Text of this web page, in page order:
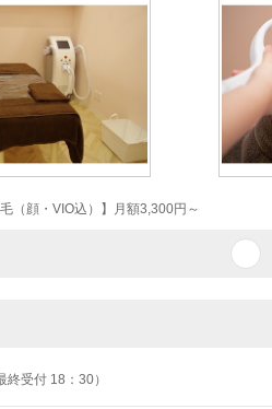
（顔・VIO込）】月額3,300円～
受付 18：30）